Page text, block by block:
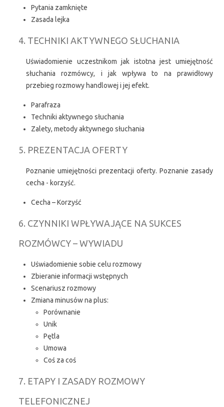
Pytania zamknięte
Zasada lejka
4. TECHNIKI AKTYWNEGO SŁUCHANIA
Uświadomienie uczestnikom jak istotna jest umiejętność
słuchania rozmówcy, i jak wpływa to na prawidłowy
przebieg rozmowy handlowej i jej efekt.
Parafraza
Techniki aktywnego słuchania
Zalety, metody aktywnego słuchania
5. PREZENTACJA OFERTY
Poznanie umiejętności prezentacji oferty. Poznanie zasady
cecha - korzyść.
Cecha – Korzyść
6. CZYNNIKI WPŁYWAJĄCE NA SUKCES
ROZMÓWCY – WYWIADU
Uświadomienie sobie celu rozmowy
Zbieranie informacji wstępnych
Scenariusz rozmowy
Zmiana minusów na plus:
Porównanie
Unik
Pętla
Umowa
Coś za coś
7. ETAPY I ZASADY ROZMOWY
TELEFONICZNEJ